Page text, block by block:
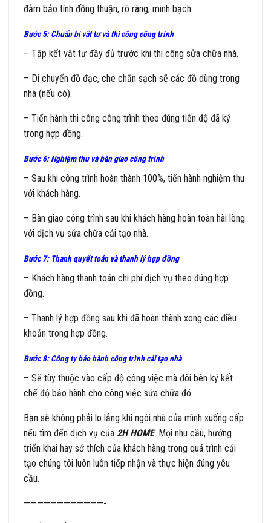
đảm bảo tính đồng thuận, rõ ràng, minh bạch.
Bước 5: Chuẩn bị vật tư và thi công công trình
– Tập kết vật tư đầy đủ trước khi thi công sửa chữa nhà.
– Di chuyển đồ đạc, che chắn sạch sẽ các đồ dùng trong
nhà (nếu có).
– Tiến hành thi công công trình theo đúng tiến độ đã ký
trong hợp đồng.
Bước 6: Nghiệm thu và bàn giao công trình
– Sau khi công trình hoàn thành 100%, tiến hành nghiệm thu
với khách hàng.
– Bàn giao công trình sau khi khách hàng hoàn toàn hài lòng
với dịch vụ sửa chữa cải tạo nhà.
Bước 7: Thanh quyết toán và thanh lý hợp đồng
– Khách hàng thanh toán chi phí dịch vụ theo đúng hợp
đồng.
– Thanh lý hợp đồng sau khi đã hoàn thành xong các điều
khoản trong hợp đồng.
Bước 8: Công ty bảo hành công trìnhcải tạo nhà
– Sẽ tùy thuộc vào cấp độ công việc mà đôi bên ký kết
chế độ bảo hành cho công việc sửa chữa đó.
Bạn sẽ không phải lo lắng khi ngôi nhà của mình xuống cấp
nếu tìm đến dịch vụ của 2H HOME. Mọi nhu cầu, hướng
triển khai hay sở thích của khách hàng trong quá trình cải
tạo chúng tôi luôn luôn tiếp nhận và thực hiện đúng yêu
cầu.
————————————-